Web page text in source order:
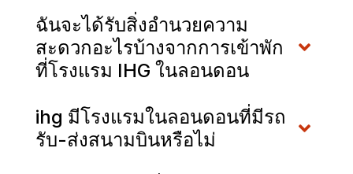
ฉันจะได้รับสิ่งอำนวยความ
สะดวกอะไรบ้างจากการเข้าพัก
ที่โรงแรม IHG ในลอนดอน
ihg มีโรงแรมในลอนดอนที่มีรถ
รับ-ส่งสนามบินหรือไม่